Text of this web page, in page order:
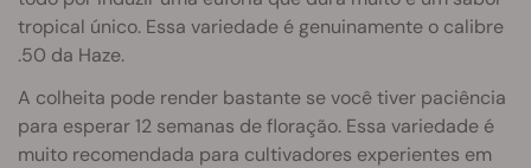
tropical único. Essa variedade é genuinamente o calibre
.50 da Haze.
A colheita pode render bastante se você tiver paciência
para esperar 12 semanas de floração. Essa variedade é
muito recomendada para cultivadores experientes em